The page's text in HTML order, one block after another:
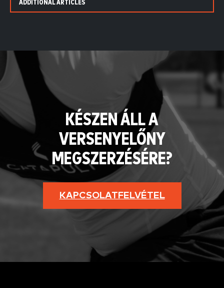
ADDITIONAL ARTICLES
KÉSZEN ÁLL A
VERSENYELŐNY
MEGSZERZÉSÉRE?
KAPCSOLATFELVÉTEL